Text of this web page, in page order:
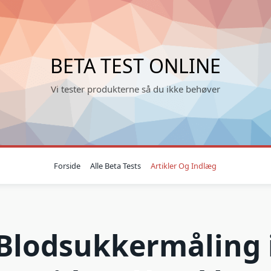
BETA TEST ONLINE
Vi tester produkterne så du ikke behøver
Forside Alle Beta Tests Artikler Og Indlæg